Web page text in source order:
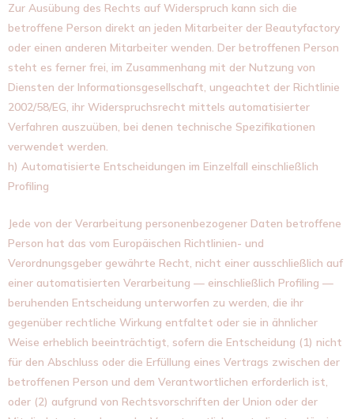
Zur Ausübung des Rechts auf Widerspruch kann sich die
betroffene Person direkt an jeden Mitarbeiter der Beautyfactory
oder einen anderen Mitarbeiter wenden. Der betroffenen Person
steht es ferner frei, im Zusammenhang mit der Nutzung von
Diensten der Informationsgesellschaft, ungeachtet der Richtlinie
2002/58/EG, ihr Widerspruchsrecht mittels automatisierter
Verfahren auszuüben, bei denen technische Spezifikationen
verwendet werden.
h) Automatisierte Entscheidungen im Einzelfall einschließlich
Profiling
Jede von der Verarbeitung personenbezogener Daten betroffene
Person hat das vom Europäischen Richtlinien- und
Verordnungsgeber gewährte Recht, nicht einer ausschließlich auf
einer automatisierten Verarbeitung — einschließlich Profiling —
beruhenden Entscheidung unterworfen zu werden, die ihr
gegenüber rechtliche Wirkung entfaltet oder sie in ähnlicher
Weise erheblich beeinträchtigt, sofern die Entscheidung (1) nicht
für den Abschluss oder die Erfüllung eines Vertrags zwischen der
betroffenen Person und dem Verantwortlichen erforderlich ist,
oder (2) aufgrund von Rechtsvorschriften der Union oder der